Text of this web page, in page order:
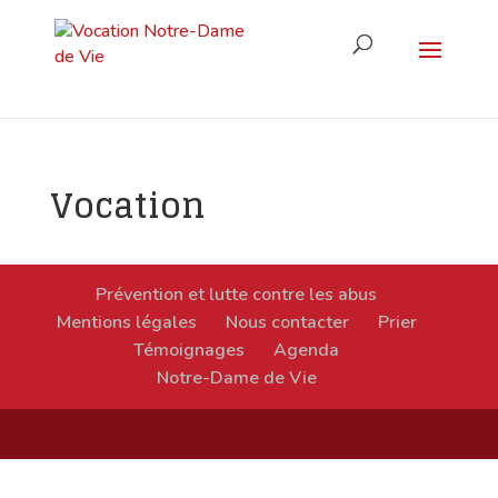
Vocation
Prévention et lutte contre les abus
Mentions légales
Nous contacter
Prier
Témoignages
Agenda
Notre-Dame de Vie